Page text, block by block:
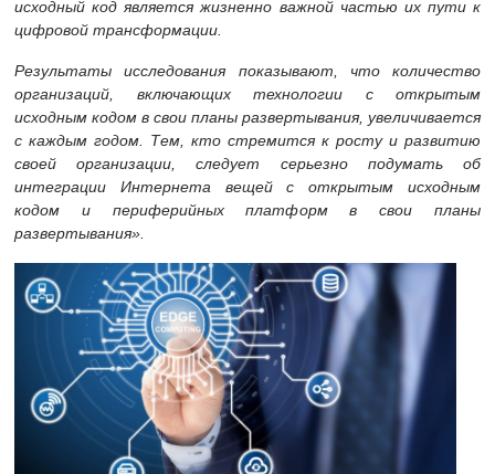
исходный код является жизненно важной частью их пути к
цифровой трансформации.
Результатыисследования показывают, что количество
организаций, включающих технологии с открытым
исходным кодом в свои планы развертывания, увеличивается
с каждым годом. Тем, кто стремится к росту и развитию
своей организации, следует серьезно подумать об
интеграции Интернета вещей с открытым исходным
кодом и периферийных платформ в свои планы
развертывания».